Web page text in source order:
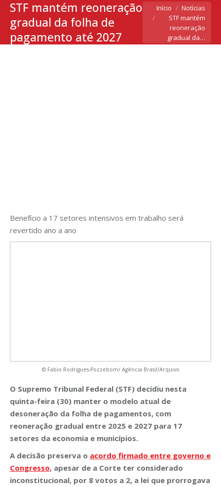
STF mantém reoneração
gradual da folha de
pagamento até 2027
Você está aqui:
Início
Notícias
STF mantém
reoneração
gradual da…
Benefício a 17 setores intensivos em trabalho será
revertido ano a ano
© Fabio Rodrigues-Pozzebom/ Agência Brasil/Arquivo
O Supremo Tribunal Federal (STF) decidiu nesta
quinta-feira (30) manter o modelo atual de
desoneração da folha de pagamentos, com
reoneração gradual entre 2025 e 2027 para 17
setores da economia e municípios.
A decisão preserva o acordo firmado entre governo e
Congresso, apesar de a Corte ter considerado
inconstitucional, por 8 votos a 2, a lei que prorrogava